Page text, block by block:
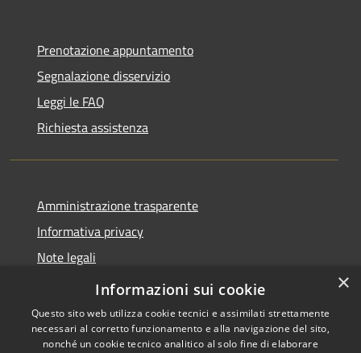
Prenotazione appuntamento
Segnalazione disservizio
Leggi le FAQ
Richiesta assistenza
Amministrazione trasparente
Informativa privacy
Note legali
Dichiarazione di accessibilità
×
Informazioni sui cookie
Questo sito web utilizza cookie tecnici e assimilati strettamente
necessari al corretto funzionamento e alla navigazione del sito,
nonché un cookie tecnico analitico al solo fine di elaborare